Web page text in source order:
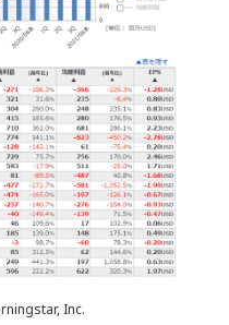
Inc.